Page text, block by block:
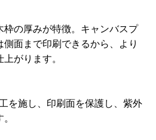
枠の厚みが特徴。キャンバスプ
側面まで印刷できるから、より
がります。
を施し、印刷面を保護し、紫外